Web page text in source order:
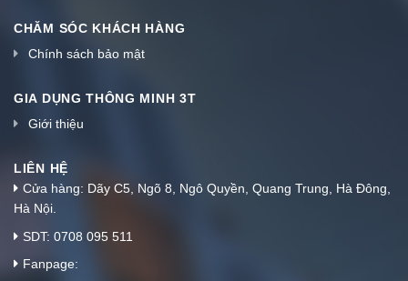
CHĂM SÓC KHÁCH HÀNG
Chính sách bảo mật
GIA DỤNG THÔNG MINH 3T
Giới thiệu
LIÊN HỆ
Cửa hàng: Dãy C5, Ngõ 8, Ngô Quyền, Quang Trung, Hà Đông,
Hà Nội.
SDT: 0708 095 511
Fanpage: